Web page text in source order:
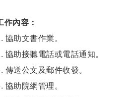
作內容：
協助文書作業。
協助接聽電話或電話通知。
傳送公文及郵件收發。
協助院網管理。